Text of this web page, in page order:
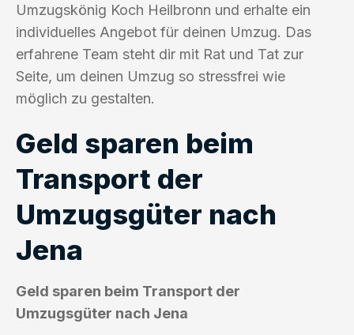
Umzugskönig Koch Heilbronn und erhalte ein
individuelles Angebot für deinen Umzug. Das
erfahrene Team steht dir mit Rat und Tat zur
Seite, um deinen Umzug so stressfrei wie
möglich zu gestalten.
Geld sparen beim
Transport der
Umzugsgüter nach
Jena
Geld sparen beim Transport der
Umzugsgüter nach Jena